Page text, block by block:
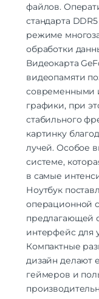
Беспроводные
Беспроводные
Версия Bluetooth
Частота Wi-Fi
Дополнительно
Оперативная Память
файлов.
стандарта
режиме
обработки
Видеокарта
видеопамяти
современными
графики, при
стабильного
картинку
лучей. Особое
системе,
в самые
Ноутбук
операционной
предлагающей
интерфейс для
Компактные
дизайн делают
геймеров и